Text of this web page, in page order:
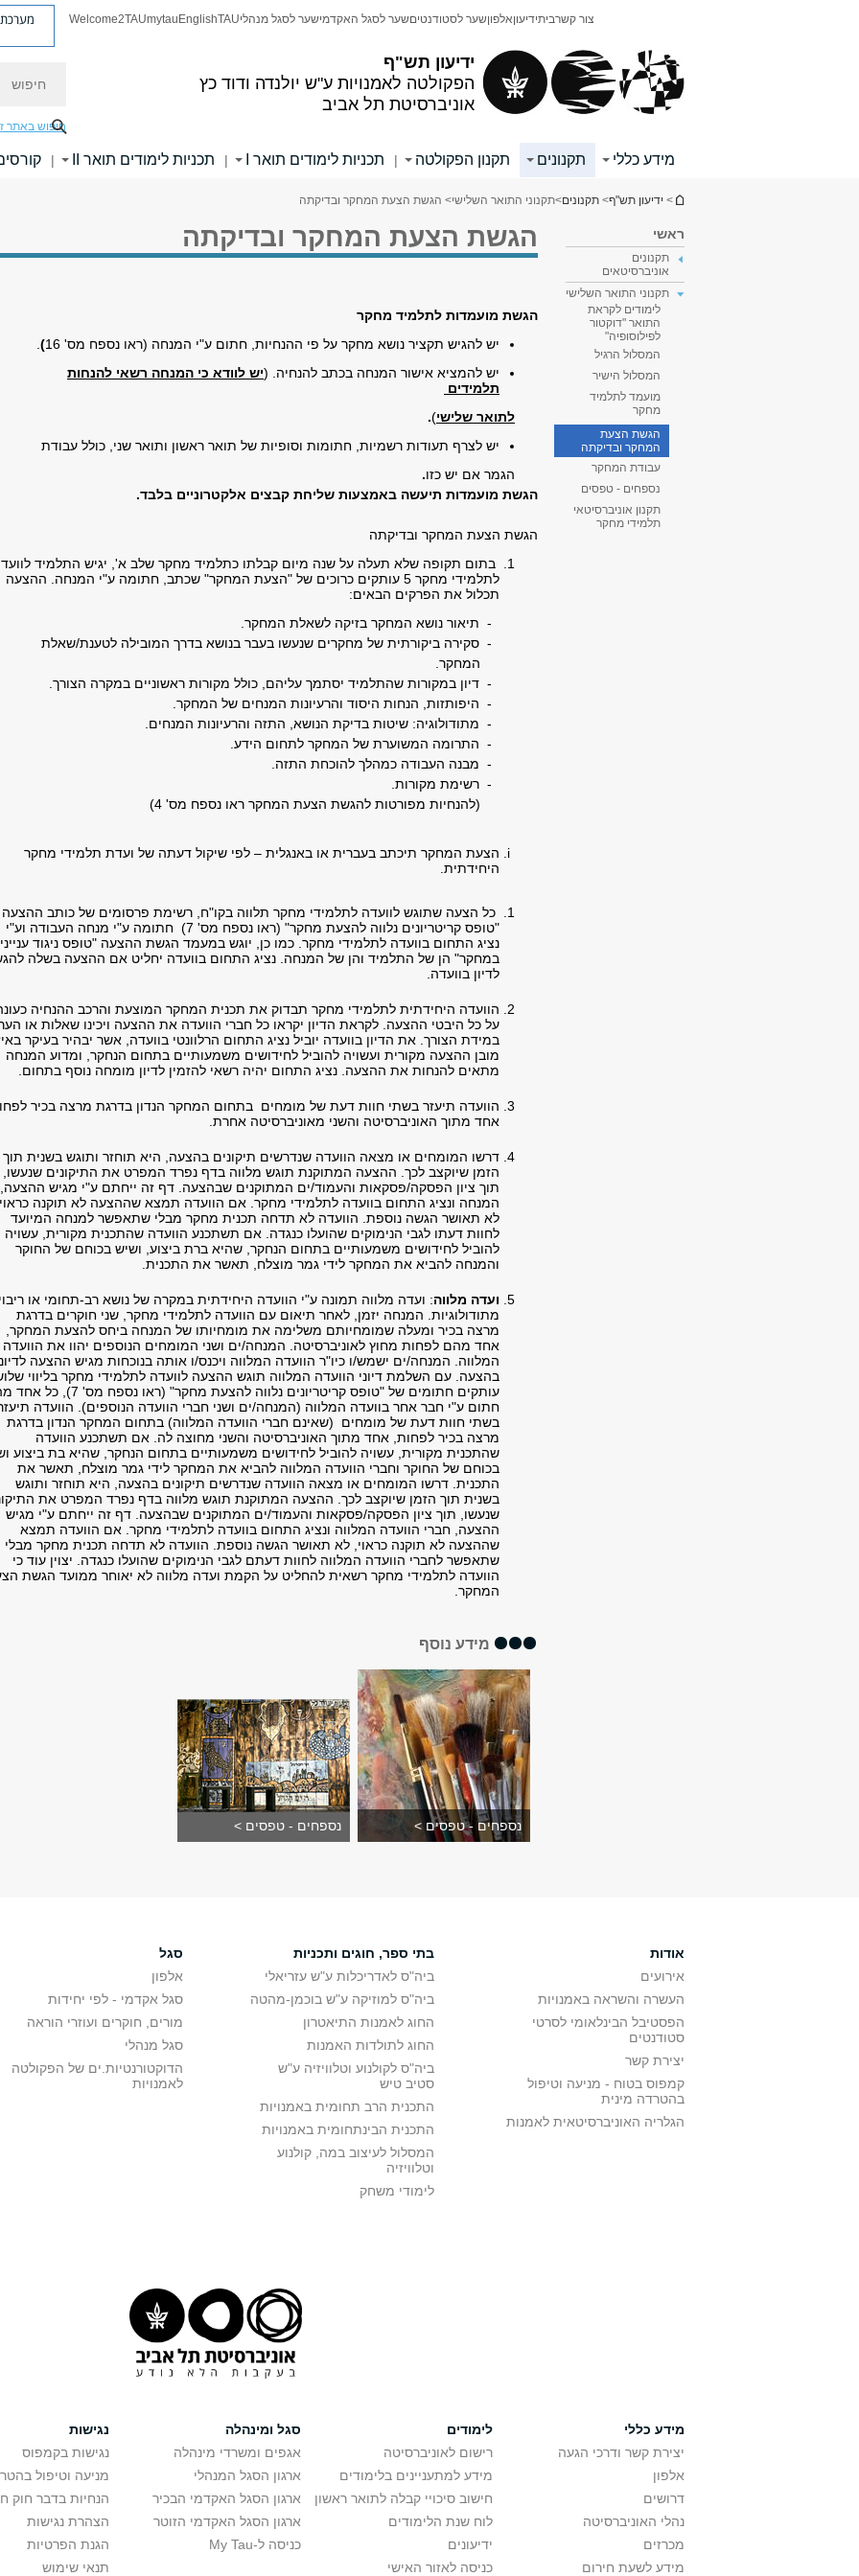
ידיעון תש"ף
הפקולטה לאמנויות ע"ש יולנדה ודוד כץ
אוניברסיטת תל אביב
צור קשרביתידיעוןאלפוןשער לסטודנטיםשער לסגל האקדמישער לסגל מנהליTAU
English
mytau
Welcome2TAU מערכת
חיפוש באתר
מידע כללי תקנונים תקנון הפקולטה | תכניות לימודים תואר I | תכניות לימודים תואר II |
הינך נמצא כאן
> ידיעון תש"ף> תקנונים>תקנוני התואר השלישי> הגשת הצעת המחקר ובדיקתה
ראשי
תקנונים
אוניברסיטאים
תקנוני התואר השלישי
לימודים לקראת
התואר "דוקטור
לפילוסופיה"
המסלול הרגיל
המסלול הישיר
מועמד לתלמיד
מחקר
הגשת הצעת
המחקר ובדיקתה
עבודת המחקר
נספחים - טפסים
תקנון אוניברסיטאי
תלמידי מחקר
הגשת הצעת המחקר ובדיקתה
הגשת מועמדות לתלמיד מחקר
יש להגיש תקציר נושא מחקר על פי ההנחיות, חתום ע"י המנחה (ראו נספח מס' 16
)
יש להמציא אישור המנחה בכתב להנחיה. (יש לוודא כי המנחה רשאי להנחות
תלמידים
לתואר שלישי)
.
יש לצרף תעודות רשמיות, חתומות וסופיות של תואר ראשון ותואר שני, כולל עבודת
הגמר אם יש כזו.
הגשת מועמדות תיעשה באמצעות שליחת קבצים אלקטרוניים בלבד.
הגשת הצעת המחקר ובדיקתה
בתום תקופה שלא תעלה על שנה מיום קבלתו כתלמיד מחקר שלב א', יגיש התלמיד
לתלמידי מחקר 5 עותקים כרוכים של "הצעת המחקר" שכתב, חתומה ע"י המנחה. ההצעה
תכלול את הפרקים הבאים:
- תיאור נושא המחקר בזיקה לשאלת המחקר.
- סקירה ביקורתית של מחקרים שנעשו בעבר בנושא בדרך המובילה לטענת/שאלת
המחקר.
- דיון במקורות שהתלמיד יסתמך עליהם, כולל מקורות ראשוניים במקרה הצורך.
- היפותזות, הנחות היסוד והרעיונות המנחים של המחקר.
- מתודולוגיה: שיטות בדיקת הנושא, התזה והרעיונות המנחים.
- התרומה המשוערת של המחקר לתחום הידע.
- מבנה העבודה כמהלך להוכחת התזה.
- רשימת מקורות.
(להנחיות מפורטות להגשת הצעת המחקר ראו נספח מס' 4)
הצעת המחקר תיכתב בעברית או באנגלית – לפי שיקול דעתה של ועדת תלמידי מחקר
היחידתית.
כל הצעה שתוגש לוועדה לתלמידי מחקר תלווה בקו"ח, רשימת פרסומים של כותב ההצעה
"טופס קריטריונים נלווה להצעת מחקר" (ראו נספח מס' 7) חתומה ע"י מנחה העבודה וע"י
נציג התחום בוועדה לתלמידי מחקר. כמו כן, יוגש במעמד הגשת ההצעה "טופס ניגוד
במחקר" הן של התלמיד והן של המנחה. נציג התחום בוועדה יחליט אם ההצעה בשלה
לדיון בוועדה.
הוועדה היחידתית לתלמידי מחקר תבדוק את תכנית המחקר המוצעת והרכב ההנחיה
על כל היבטי ההצעה. לקראת הדיון יקראו כל חברי הוועדה את ההצעה ויכינו שאלות או
במידת הצורך. את הדיון בוועדה יוביל נציג התחום הרלוונטי בוועדה, אשר יבהיר בעיקר
מובן ההצעה מקורית ועשויה להוביל לחידושים משמעותיים בתחום הנחקר, ומדוע המנחה
מתאים להנחות את ההצעה. נציג התחום יהיה רשאי להזמין לדיון מומחה נוסף בתחום.
הוועדה תיעזר בשתי חוות דעת של מומחים בתחום המחקר הנדון בדרגת מרצה בכיר
אחד מתוך האוניברסיטה והשני מאוניברסיטה אחרת.
דרשו המומחים או מצאה הוועדה שנדרשים תיקונים בהצעה, היא תוחזר ותוגש בשנית תוך
הזמן שיוקצב לכך. ההצעה המתוקנת תוגש מלווה בדף נפרד המפרט את התיקונים שנעשו,
תוך ציון הפסקה/פסקאות והעמוד/ים המתוקנים שבהצעה. דף זה ייחתם ע"י מגיש ההצעה,
המנחה ונציג התחום בוועדה לתלמידי מחקר. אם הוועדה תמצא שההצעה לא תוקנה כראוי,
לא תאושר הגשה נוספת. הוועדה לא תדחה תכנית מחקר מבלי שתאפשר למנחה המיועד
לחוות דעתו לגבי הנימוקים שהועלו כנגדה. אם תשתכנע הוועדה שהתכנית מקורית, עשויה
להוביל לחידושים משמעותיים בתחום הנחקר, שהיא ברת ביצוע, ושיש בכוחם של החוקר
והמנחה להביא את המחקר לידי גמר מוצלח, תאשר את התכנית.
ועדה מלווה: ועדה מלווה תמונה ע"י הוועדה היחידתית במקרה של נושא רב-תחומי או ריבוי
מתודולוגיות. המנחה יזמן, לאחר תיאום עם הוועדה לתלמידי מחקר, שני חוקרים בדרגת
מרצה בכיר ומעלה שמומחיותם משלימה את מומחיותו של המנחה ביחס להצעת המחקר,
אחד מהם לפחות מחוץ לאוניברסיטה. המנחה/ים ושני המומחים הנוספים יהוו את הוועדה
המלווה. המנחה/ים ישמש/ו כיו"ר הוועדה המלווה ויכנס/ו אותה בנוכחות מגיש ההצעה
בהצעה. עם השלמת דיוני הוועדה המלווה תוגש ההצעה לוועדה לתלמידי מחקר בליווי
עותקים חתומים של "טופס קריטריונים נלווה להצעת מחקר" (ראו נספח
חתום ע"י חבר אחר בוועדה המלווה (המנחה/ים ושני חברי הוועדה הנוספים). הוועדה
בשתי חוות דעת של מומחים (שאינם חברי הוועדה המלווה) בתחום המחקר הנדון בדרגת
מרצה בכיר לפחות, אחד מתוך האוניברסיטה והשני מחוצה לה. אם תשתכנע הוועדה
שהתכנית מקורית, עשויה להוביל לחידושים משמעותיים בתחום הנחקר, שהיא בת ביצוע
בכוחם של החוקר וחברי הוועדה המלווה להביא את המחקר לידי גמר מוצלח, תאשר את
התכנית. דרשו המומחים או מצאה הוועדה שנדרשים תיקונים בהצעה, היא תוחזר ותוגש
בשנית תוך הזמן שיוקצב לכך. ההצעה המתוקנת תוגש מלווה בדף נפרד המפרט את
שנעשו, תוך ציון הפסקה/פסקאות והעמוד/ים המתוקנים שבהצעה. דף זה ייחתם ע"י מגיש
ההצעה, חברי הוועדה המלווה ונציג התחום בוועדה לתלמידי מחקר. אם הוועדה תמצא
שההצעה לא תוקנה כראוי, לא תאושר הגשה נוספת. הוועדה לא תדחה תכנית מחקר מבלי
שתאפשר לחברי הוועדה המלווה לחוות דעתם לגבי הנימוקים שהועלו כנגדה. יצוין עוד כי
הוועדה לתלמידי מחקר רשאית להחליט על הקמת ועדה מלווה לא יאוחר ממועד הגשת
המחקר.
מידע נוסף
נספחים - טפסים > נספחים - טפסים >
אודות
אירועים
העשרה והשראה באמנויות
הפסטיבל הבינלאומי לסרטי
סטודנטים
יצירת קשר
קמפוס בטוח - מניעה וטיפול
בהטרדה מינית
הגלריה האוניברסיטאית לאמנות
בתי ספר, חוגים ותכניות
ביה"ס לאדריכלות ע"ש עזריאלי
ביה"ס למוזיקה ע"ש בוכמן-מהטה
החוג לאמנות התיאטרון
החוג לתולדות האמנות
ביה"ס לקולנוע וטלוויזיה ע"ש
סטיב טיש
התכנית הרב תחומית באמנויות
התכנית הבינתחומית באמנויות
המסלול לעיצוב במה, קולנוע
וטלוויזיה
לימודי משחק
סגל
אלפון
סגל אקדמי - לפי יחידות
מורים, חוקרים ועוזרי הוראה
סגל מנהלי
הדוקטורנטיות.ים של הפקולטה
לאמנויות
מידע כללי
יצירת קשר ודרכי הגעה
אלפון
דרושים
נהלי האוניברסיטה
מכרזים
מידע לשעת חירום
לימודים
רישום לאוניברסיטה
מידע למתעניינים בלימודים
חישוב סיכויי קבלה לתואר ראשון
לוח שנת הלימודים
ידיעונים
כניסה לאזור האישי
סגל ומינהלה
אגפים ומשרדי מינהלה
ארגון הסגל המנהלי
ארגון הסגל האקדמי הבכיר
ארגון הסגל האקדמי הזוטר
כניסה ל-My Tau
נגישות
נגישות בקמפוס
מניעה וטיפול
הנחיות בדבר חוק
הצהרת נגישות
הגנת הפרטיות
תנאי שימוש